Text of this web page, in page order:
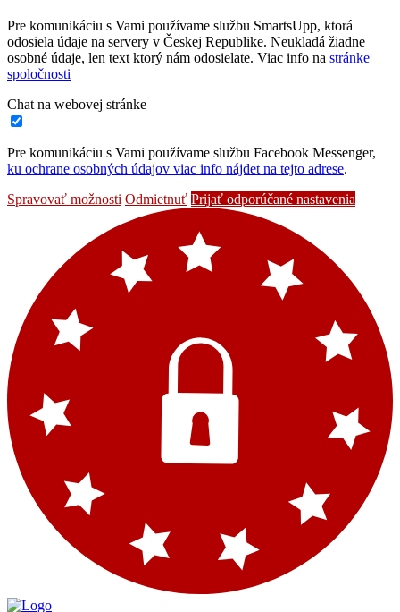
Pre komunikáciu s Vami používame službu SmartsUpp, ktorá
odosiela údaje na servery v Českej Republike. Neukladá žiadne
osobné údaje, len text ktorý nám odosielate. Viac info na stránke
spoločnosti
Chat na webovej stránke
Pre komunikáciu s Vami používame službu Facebook Messenger,
ku ochrane osobných údajov viac info nájdet na tejto adrese.
Spravovať možnosti Odmietnuť Prijať odporúčané nastavenia